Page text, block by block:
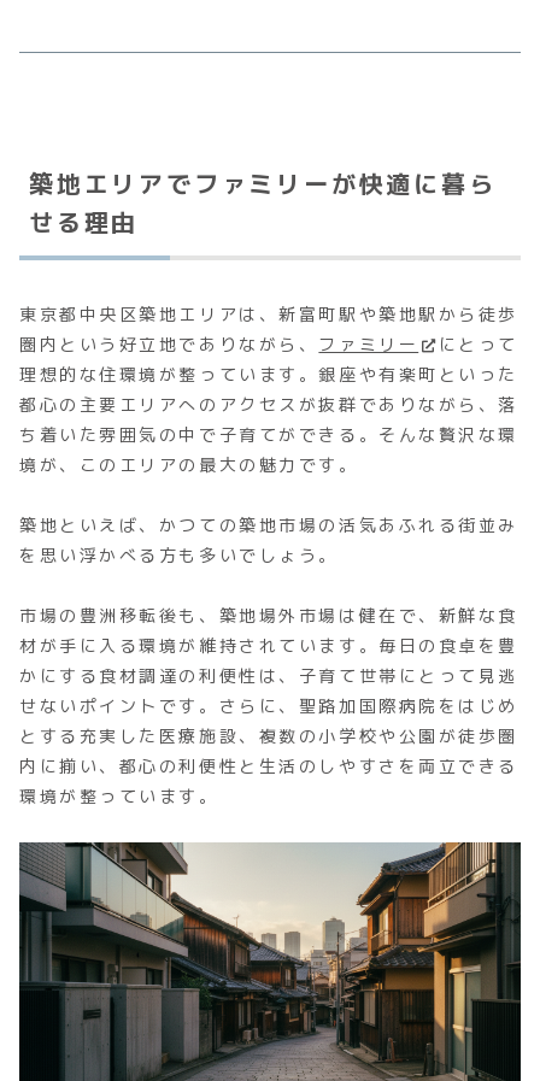
築地エリアでファミリーが快適に暮ら
せる理由
東京都中央区築地エリアは、新富町駅や築地駅から徒歩
圏内という好立地でありながら、 ファミリー
にとって
理想的な住環境が整っています。銀座や有楽町といった
都心の主要エリアへのアクセスが抜群でありながら、落
ち着いた雰囲気の中で子育てができる。そんな贅沢な環
境が、このエリアの最大の魅力です。
築地といえば、かつての築地市場の活気あふれる街並み
を思い浮かべる方も多いでしょう。
市場の豊洲移転後も、築地場外市場は健在で、新鮮な食
材が手に入る環境が維持されています。毎日の食卓を豊
かにする食材調達の利便性は、子育て世帯にとって見逃
せないポイントです。さらに、聖路加国際病院をはじめ
とする充実した医療施設、複数の小学校や公園が徒歩圏
内に揃い、都心の利便性と生活のしやすさを両立できる
環境が整っています。